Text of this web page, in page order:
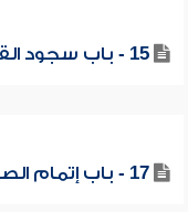
15 - باب سجود القرآن
17 - باب إتمام الصلاة